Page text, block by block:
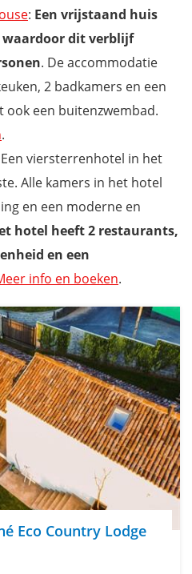
: Een vrijstaand huis
waardoor dit verblijf
. De accommodatie
2 badkamers en een
ook een buitenzwembad.
.
viersterrenhotel in het
Alle kamers in het hotel
en een moderne en
hotel heeft 2 restaurants,
en een
info en boeken.
Eco Country Lodge